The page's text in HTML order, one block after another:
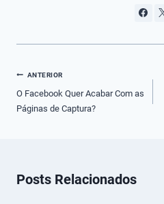
Navegação
de
Post
ANTERIOR
O Facebook Quer Acabar Com as
Páginas de Captura?
Posts Relacionados